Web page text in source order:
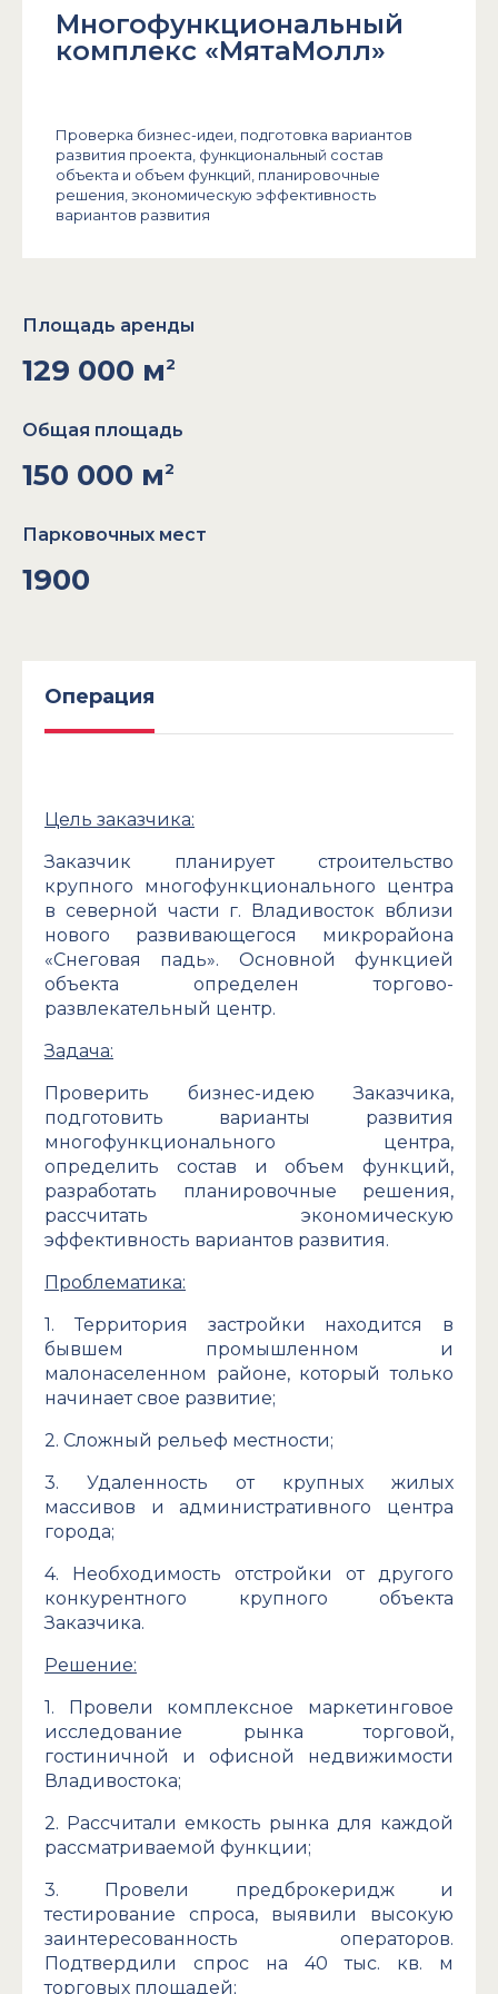
Многофункциональный
комплекс «МятаМолл»
Проверка бизнес-идеи, подготовка вариантов
развития проекта, функциональный состав
объекта и объем функций, планировочные
решения, экономическую эффективность
вариантов развития
Площадь аренды
129 000 м2
Общая площадь
150 000 м2
Парковочных мест
1900
Операция
Цель заказчика:
Заказчик планирует строительство
крупного многофункционального центра
в северной части г. Владивосток вблизи
нового развивающегося микрорайона
«Снеговая падь». Основной функцией
объекта определен торгово-
развлекательный центр.
Задача:
Проверить бизнес-идею Заказчика,
подготовить варианты развития
многофункционального центра,
определить состав и объем функций,
разработать планировочные решения,
рассчитать экономическую
эффективность вариантов развития.
Проблематика:
1. Территория застройки находится в
бывшем промышленном и
малонаселенном районе, который только
начинает свое развитие;
2. Сложный рельеф местности;
3. Удаленность от крупных жилых
массивов и административного центра
города;
4. Необходимость отстройки от другого
конкурентного крупного объекта
Заказчика.
Решение:
1. Провели комплексное маркетинговое
исследование рынка торговой,
гостиничной и офисной недвижимости
Владивостока;
2. Рассчитали емкость рынка для каждой
рассматриваемой функции;
3. Провели предброкеридж и
тестирование спроса, выявили высокую
заинтересованность операторов.
Подтвердили спрос на 40 тыс. кв. м
торговых площадей;